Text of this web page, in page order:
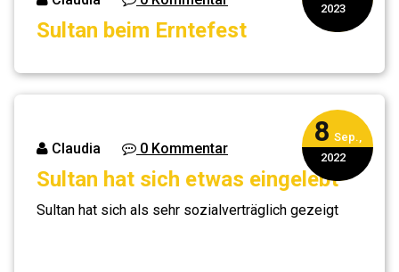
2023
Sultan beim Erntefest
8 Sep.,
2022
Claudia 0 Kommentar
Sultan hat sich etwas eingelebt
Sultan hat sich als sehr sozialverträglich gezeigt